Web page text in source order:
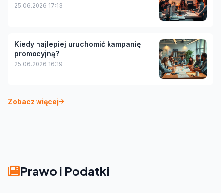
25.06.2026 17:13
Kiedy najlepiej uruchomić kampanię
promocyjną?
25.06.2026 16:19
Zobacz więcej
Prawo i Podatki